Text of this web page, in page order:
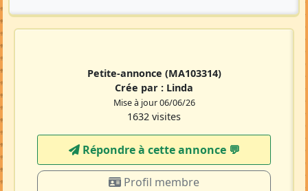
Petite-annonce (MA103314)
Crée par : Linda
Mise à jour 06/06/26
1632 visites
Répondre à cette annonce 💬​
Profil membre